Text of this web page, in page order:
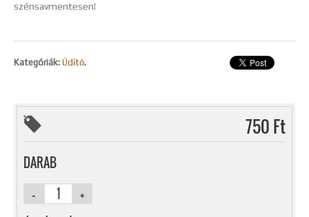
szénsavmentesen!
Kategóriák: Üdítő.
750 Ft
DARAB